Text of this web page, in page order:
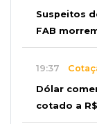
Suspeitos
FAB
19:37
Dólar
cotado a